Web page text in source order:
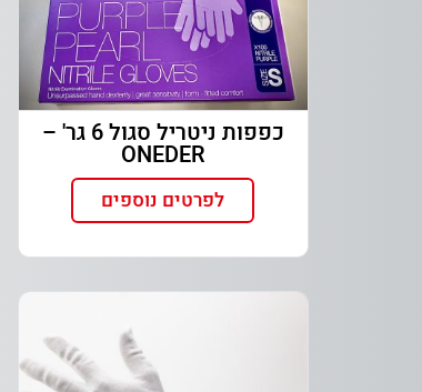
כפפות ניטריל סגול 6 גר' –
ONEDER
לפרטים נוספים